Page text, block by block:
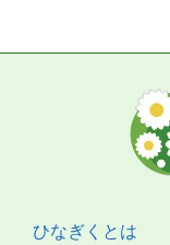
ひなぎくとは